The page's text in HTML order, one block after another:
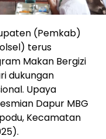
(Pemkab)
terus
Makan Bergizi
dukungan
Upaya
Dapur MBG
Kecamatan